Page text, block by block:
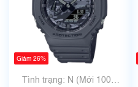
Giảm 26%
Tình trạng: N (Mới 100%